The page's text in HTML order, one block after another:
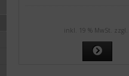
inkl. 19 % MwSt. zzgl.